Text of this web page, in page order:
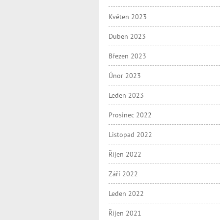
Květen 2023
Duben 2023
Březen 2023
Únor 2023
Leden 2023
Prosinec 2022
Listopad 2022
Říjen 2022
Září 2022
Leden 2022
Říjen 2021